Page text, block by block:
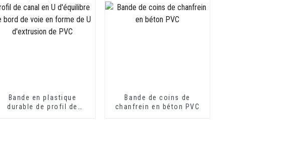
Bande en plastique
durable de profil de
Bande de coins de
chanfrein en béton PVC